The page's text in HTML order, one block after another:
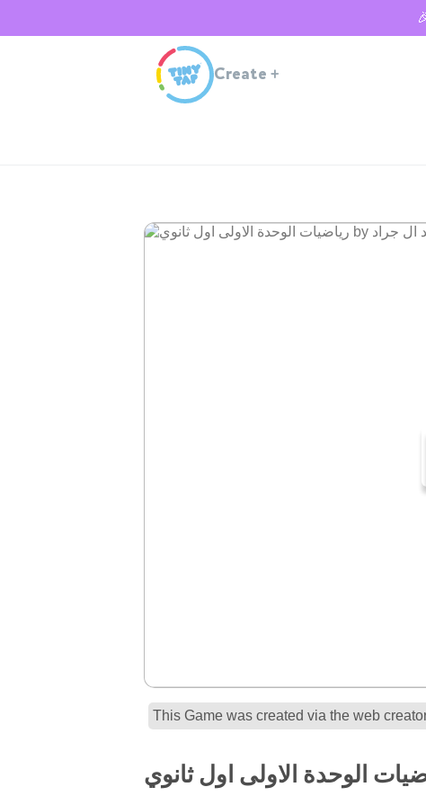
Create +
This Game was created via the web
الوحدة الاولى اول ثانوي